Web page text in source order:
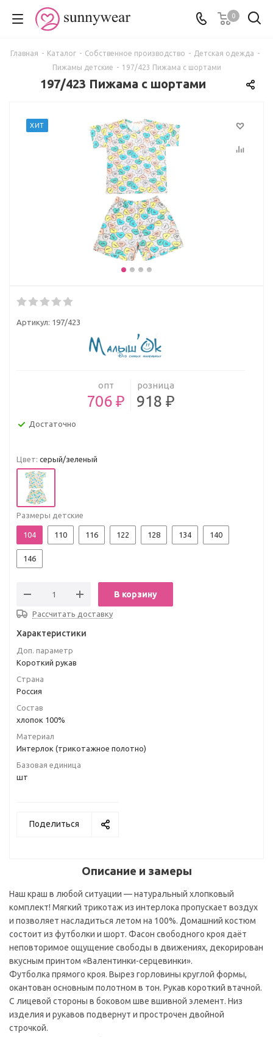
0
Главная - Каталог - Собственное производство - Детская одежда -
Пижамы детские - 197/423 Пижама с шортами
197/423 Пижама с шортами
ХИТ
Артикул: 197/423
опт
706 ₽
розница
918 ₽
Достаточно
Цвет: серый/зеленый
Размеры детские
104 110 116 122 128 134 140
146
В корзину
Рассчитать доставку
Характеристики
Доп. параметр
Короткий рукав
Страна
Россия
Состав
хлопок 100%
Материал
Интерлок (трикотажное полотно)
Базовая единица
шт
Поделиться
Описание и замеры
Наш краш в любой ситуации — натуральный хлопковый
комплект! Мягкий трикотаж из интерлока пропускает воздух
и позволяет насладиться летом на 100%. Домашний костюм
состоит из футболки и шорт. Фасон свободного кроя даёт
неповторимое ощущение свободы в движениях, декорирован
вкусным принтом «Валентинки-серцевинки».
Футболка прямого кроя. Вырез горловины круглой формы,
окантован основным полотном в тон. Рукав короткий втачной.
С лицевой стороны в боковом шве вшивной элемент. Низ
изделия и рукавов подвернут и прострочен двойной
строчкой.